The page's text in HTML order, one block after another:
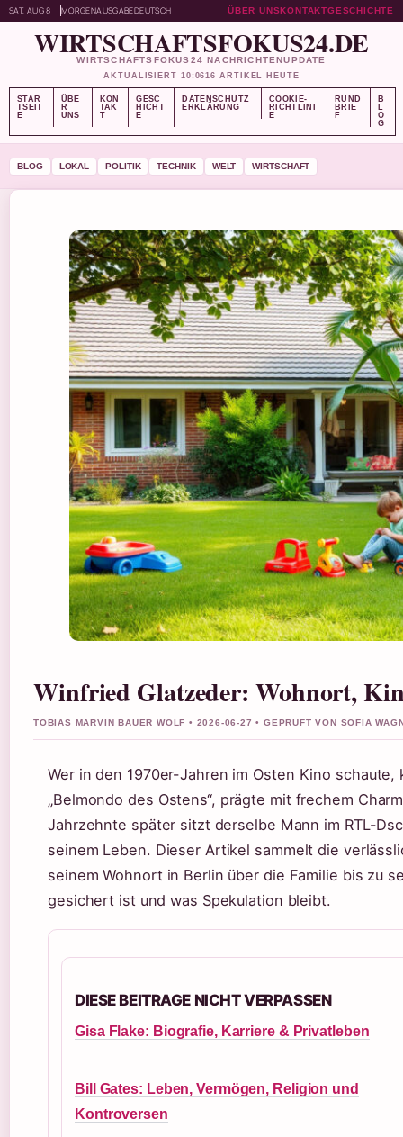
SAT, AUG 8 MORGENAUSGABEDEUTSCH ÜBER UNSKONTAKTGESCHICHTE
WIRTSCHAFTSFOKUS24.DE
WIRTSCHAFTSFOKUS24 NACHRICHTENUPDATE
AKTUALISIERT 10:0616 ARTIKEL HEUTE
STAR
TSEIT
E
ÜBE
R
UNS
KON
TAK
T
GESC
HICHT
E
DATENSCHUTZ
ERKLÄRUNG
COOKIE-
RICHTLINI
E
RUND
BRIE
F
B
L
O
G
BLOG LOKAL POLITIK TECHNIK WELT WIRTSCHAFT
Winfried Glatzeder: Wohnort,
TOBIAS MARVIN BAUER WOLF • 2026-06-27 • GEPRUFT VON SOFIA
Wer in den 1970er-Jahren im Osten Kino
„Belmondo des Ostens“, prägte mit frechem
Jahrzehnte später sitzt derselbe Mann im RTL-
seinem Leben. Dieser Artikel sammelt die
seinem Wohnort in Berlin über die Familie bis zu
gesichert ist und was Spekulation bleibt.
DIESE BEITRAGE NICHT VERPASSEN
Gisa Flake: Biografie, Karriere & Privatleben
Bill Gates: Leben, Vermögen, Religion und
Kontroversen